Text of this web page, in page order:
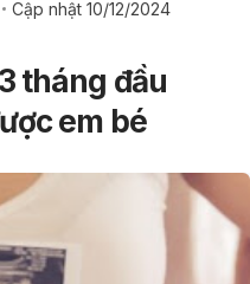
Cập nhật 10/12/2024
tháng đầu
em bé